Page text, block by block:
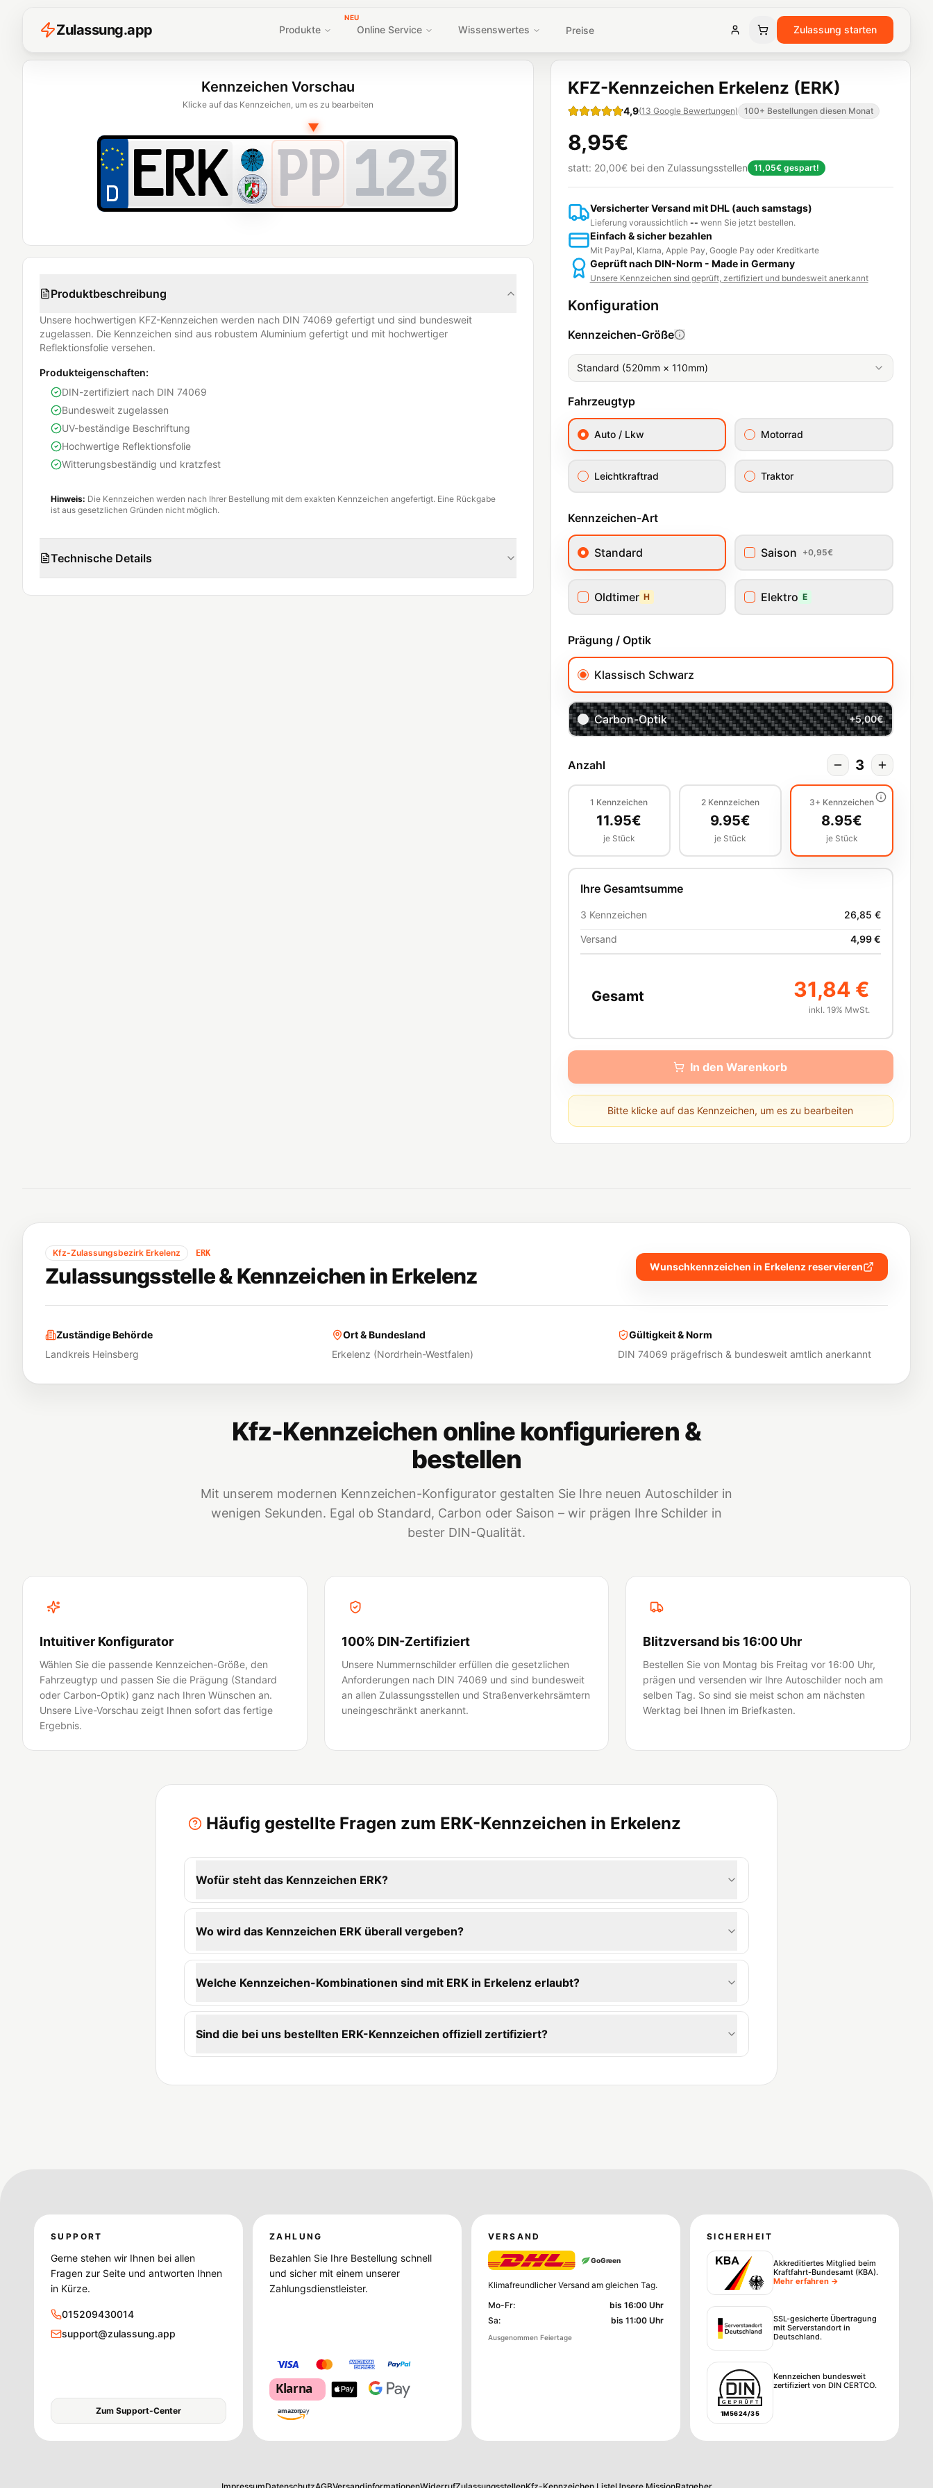
Zulassung.app Produkte
NEU
Online Service Wissenswertes Preise Zulassung starten
KFZ-Kennzeichen Erkelenz (ERK)
4,9(13 Google Bewertungen) 100+ Bestellungen diesen Monat
8,95€
statt: 20,00€ bei den Zulassungsstellen 11,05€ gespart!
Versicherter Versand mit DHL (auch samstags)
Lieferung voraussichtlich -- wenn Sie jetzt bestellen.
Einfach & sicher bezahlen
Mit PayPal, Klarna, Apple Pay, Google Pay oder Kreditkarte
Geprüft nach DIN-Norm - Made in Germany
Unsere Kennzeichen sind geprüft, zertifiziert und bundesweit anerkannt
Konfiguration
Kennzeichen-Größe
Standard (520mm × 110mm)
Fahrzeugtyp
Auto / Lkw Motorrad
Leichtkraftrad Traktor
Kennzeichen-Art
Standard Saison +0,95€
Oldtimer H Elektro E
Prägung / Optik
Klassisch Schwarz
Carbon-Optik +5,00€
Anzahl 3
1 Kennzeichen
11.95€
je Stück
2 Kennzeichen
9.95€
je Stück
3+ Kennzeichen
8.95€
je Stück
Ihre Gesamtsumme
3 Kennzeichen 26,85 €
Versand 4,99 €
Gesamt 31,84 €
inkl. 19% MwSt.
In den Warenkorb
Bitte klicke auf das Kennzeichen, um es zu bearbeiten
Kennzeichen Vorschau
Klicke auf das Kennzeichen, um es zu bearbeiten
▼
PP 123
Produktbeschreibung
Unsere hochwertigen KFZ-Kennzeichen werden nach DIN 74069 gefertigt und sind bundesweit
zugelassen. Die Kennzeichen sind aus robustem Aluminium gefertigt und mit hochwertiger
Reflektionsfolie versehen.
Produkteigenschaften:
DIN-zertifiziert nach DIN 74069
Bundesweit zugelassen
UV-beständige Beschriftung
Hochwertige Reflektionsfolie
Witterungsbeständig und kratzfest
Hinweis: Die Kennzeichen werden nach Ihrer Bestellung mit dem exakten Kennzeichen angefertigt. Eine Rückgabe
ist aus gesetzlichen Gründen nicht möglich.
Technische Details
Kfz-Zulassungsbezirk Erkelenz ERK
Zulassungsstelle & Kennzeichen inErkelenz Wunschkennzeichen in Erkelenzreservieren
Zuständige Behörde
Landkreis Heinsberg
Ort & Bundesland
Erkelenz (Nordrhein-Westfalen)
Gültigkeit & Norm
DIN 74069 prägefrisch & bundesweit amtlich anerkannt
Kfz-Kennzeichen online konfigurieren &
bestellen
Mit unserem modernen Kennzeichen-Konfigurator gestalten Sie Ihre neuen Autoschilder in
wenigen Sekunden. Egal ob Standard, Carbon oder Saison – wir prägen Ihre Schilder in
bester DIN-Qualität.
Intuitiver Konfigurator
Wählen Sie die passende Kennzeichen-Größe, den
Fahrzeugtyp und passen Sie die Prägung (Standard
oder Carbon-Optik) ganz nach Ihren Wünschen an.
Unsere Live-Vorschau zeigt Ihnen sofort das fertige
Ergebnis.
100% DIN-Zertifiziert
Unsere Nummernschilder erfüllen die gesetzlichen
Anforderungen nach DIN 74069 und sind bundesweit
an allen Zulassungsstellen und Straßenverkehrsämtern
uneingeschränkt anerkannt.
Blitzversand bis 16:00 Uhr
Bestellen Sie von Montag bis Freitag vor 16:00 Uhr,
prägen und versenden wir Ihre Autoschilder noch am
selben Tag. So sind sie meist schon am nächsten
Werktag bei Ihnen im Briefkasten.
Häufig gestellte Fragen zum ERK-Kennzeichen in Erkelenz
Wofür steht das Kennzeichen ERK?
Wo wird das Kennzeichen ERK überall vergeben?
Welche Kennzeichen-Kombinationen sind mit ERK in Erkelenz erlaubt?
Sind die bei uns bestellten ERK-Kennzeichen offiziell zertifiziert?
SUPPORT
Gerne stehen wir Ihnen bei allen
Fragen zur Seite und antworten Ihnen
in Kürze.
015209430014
support@zulassung.app
Zum Support-Center
ZAHLUNG
Bezahlen Sie Ihre Bestellung schnell
und sicher mit einem unserer
Zahlungsdienstleister.
Klarna
amazonpay
VERSAND
GoGreen
Klimafreundlicher Versand am gleichen Tag.
Mo-Fr:
bis 16:00 Uhr
Sa: bis 11:00 Uhr
Ausgenommen Feiertage
SICHERHEIT
Akkreditiertes Mitglied beim
Kraftfahrt-Bundesamt (KBA).
Mehr erfahren →
SSL-gesicherte Übertragung
mit Serverstandort in
Deutschland.
1M5624/35
Kennzeichen bundesweit
zertifiziert von DIN CERTCO.